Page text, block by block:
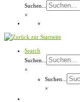
Suchen...
×
Search
Suchen...
×
Suchen...
×